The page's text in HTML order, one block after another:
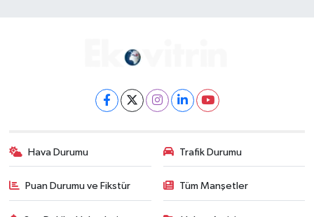
Hava Durumu Trafik Durumu
Puan Durumu ve Fikstür Tüm Manşetler